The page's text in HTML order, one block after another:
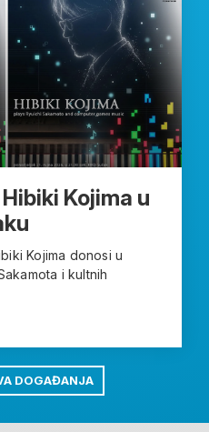
Kojima u
Kojima donosi u
i kultnih
DOGAĐANJA